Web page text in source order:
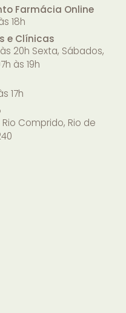
Farmácia Online
18h
e Clínicas
20h Sexta, Sábados,
às 19h
17h
Comprido, Rio de